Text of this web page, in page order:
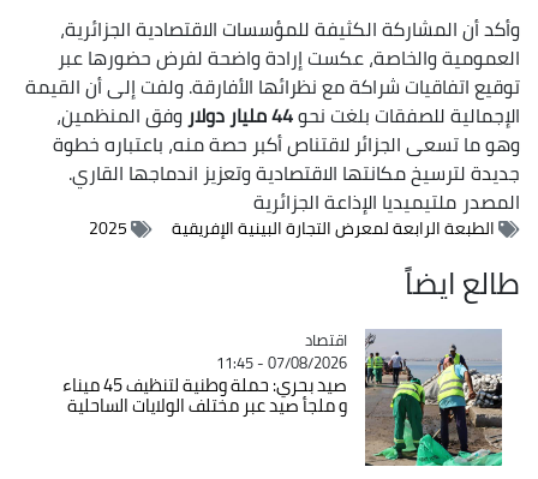
وأكد أن المشاركة الكثيفة للمؤسسات الاقتصادية الجزائرية،
العمومية والخاصة، عكست إرادة واضحة لفرض حضورها عبر
توقيع اتفاقيات شراكة مع نظرائها الأفارقة. ولفت إلى أن القيمة
الإجمالية للصفقات بلغت نحو44 مليار دولار
وفق المنظمين،
وهو ما تسعى الجزائر لاقتناص أكبر حصة منه، باعتباره خطوة
جديدة لترسيخ مكانتها الاقتصادية وتعزيز اندماجها القاري.
المصدرملتيميديا الإذاعة الجزائرية
الطبعة الرابعة لمعرض التجارة البينية الإفريقية 2025
طالع ايضاً
Catégorie
اقتصاد
07/08/2026 - 11:45
صيد بحري: حملة وطنية لتنظيف 45 ميناء
و ملجأ صيد عبر مختلف الولايات الساحلية